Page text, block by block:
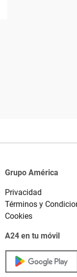
Grupo América
Privacidad
Términos y
Cookies
A24 en tu móvil